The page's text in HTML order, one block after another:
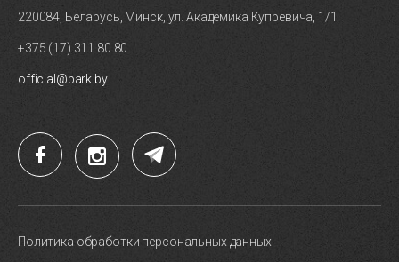
220084, Беларусь, Минск, ул. Академика Купревича, 1/1
+375 (17) 311 80 80
official@park.by
Политика обработки персональных данных